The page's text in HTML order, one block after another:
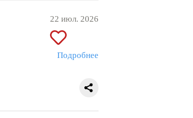
22 июл. 2026
Подробнее